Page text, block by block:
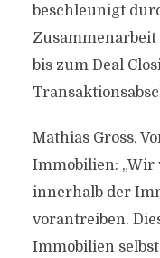
beschleunigt
Zusammenarbeit
bis zum Deal
Mathias Gross,
Immobilien:
innerhalb der
vorantreiben.
Immobilien